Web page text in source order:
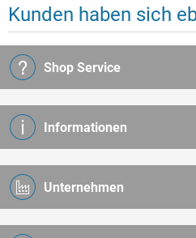
Kunden haben sich
Shop Service
Informationen
Unternehmen